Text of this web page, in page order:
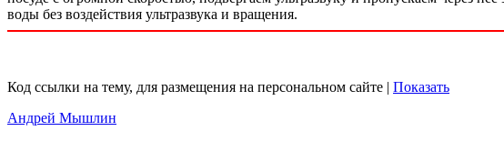
воды без воздействия ультразвука и вращения.
Код ссылки на тему, для размещения на персональном сайте | Показать
Андрей Мышлин